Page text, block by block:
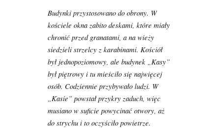
Budynki przystosowano do obrony. W
kościele okna zabito deskami, które miały
chronić przed granatami, a na wieży
siedzieli strzelcy z karabinami. Kościół
był jednopoziomowy, ale budynek „Kasy”
był piętrowy i tu mieściło się najwięcej
osób. Codziennie przybywało ludzi. W
„Kasie” powstał przykry zaduch, więc
musiano w suficie powycinać otwory, aż
do strychu i to oczyściło powietrze.